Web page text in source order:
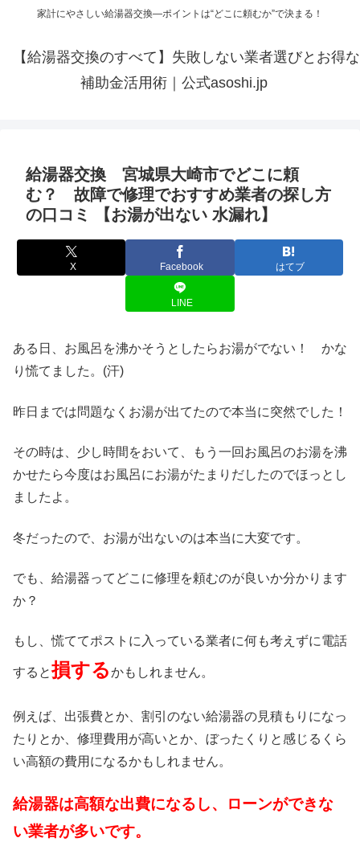
家計にやさしい給湯器交換—ポイントは“どこに頼むか”で決まる！
【給湯器交換のすべて】失敗しない業者選びとお得な
補助金活用術｜公式asoshi.jp
給湯器交換 宮城県大崎市でどこに頼
む？ 故障で修理でおすすめ業者の探し方
の口コミ 【お湯が出ない 水漏れ】
X Facebook はてブ
LINE
ある日、お風呂を沸かそうとしたらお湯がでない！ かな
り慌てました。(汗)
昨日までは問題なくお湯が出てたので本当に突然でした！
その時は、少し時間をおいて、もう一回お風呂のお湯を沸
かせたら今度はお風呂にお湯がたまりだしたのでほっとし
ましたよ。
冬だったので、お湯が出ないのは本当に大変です。
でも、給湯器ってどこに修理を頼むのが良いか分かります
か？
もし、慌ててポストに入っている業者に何も考えずに電話
すると損するかもしれません。
例えば、出張費とか、割引のない給湯器の見積もりになっ
たりとか、修理費用が高いとか、ぼったくりと感じるくら
い高額の費用になるかもしれません。
給湯器は高額な出費になるし、ローンができな
い業者が多いです。